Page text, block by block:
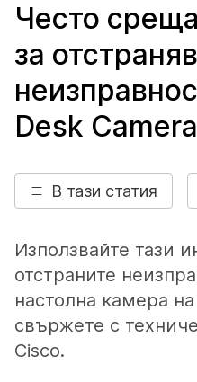
Често
за
Desk Camera
В тази статия
Използвайте тази
отстраните
настолна камера
свържете с
Cisco.